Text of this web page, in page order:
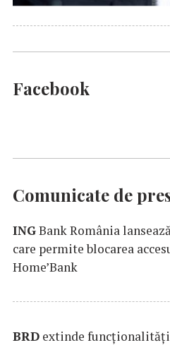
Facebook
Comunicate de
INGBank România
care permite blocarea
Home’Bank
BRD extinde